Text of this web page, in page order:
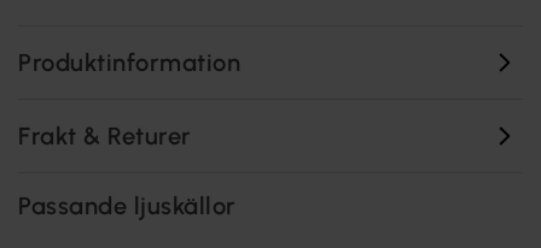
Produktinformation
Frakt & Returer
Passande ljuskällor